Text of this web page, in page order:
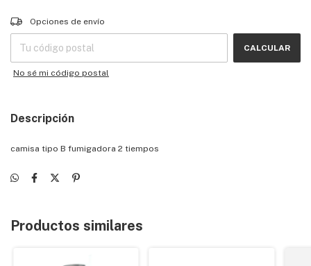
Entregas para el CP:
Opciones de envío
CALCULAR
No sé mi código postal
Descripción
camisa tipo B fumigadora 2 tiempos
Productos similares